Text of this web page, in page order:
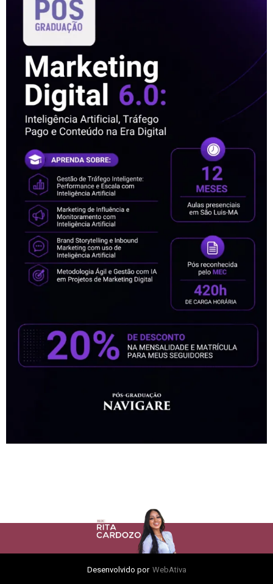
Desenvolvido por WebAtiva